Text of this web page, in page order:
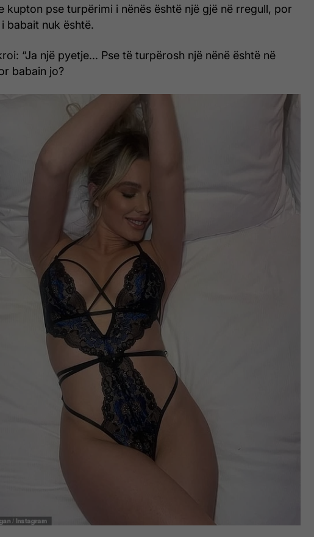
kupton pse turpërimi i nënës është një gjë në rregull, por
babait nuk është.
“Ja një pyetje... Pse të turpërosh një nënë është në
babain jo?